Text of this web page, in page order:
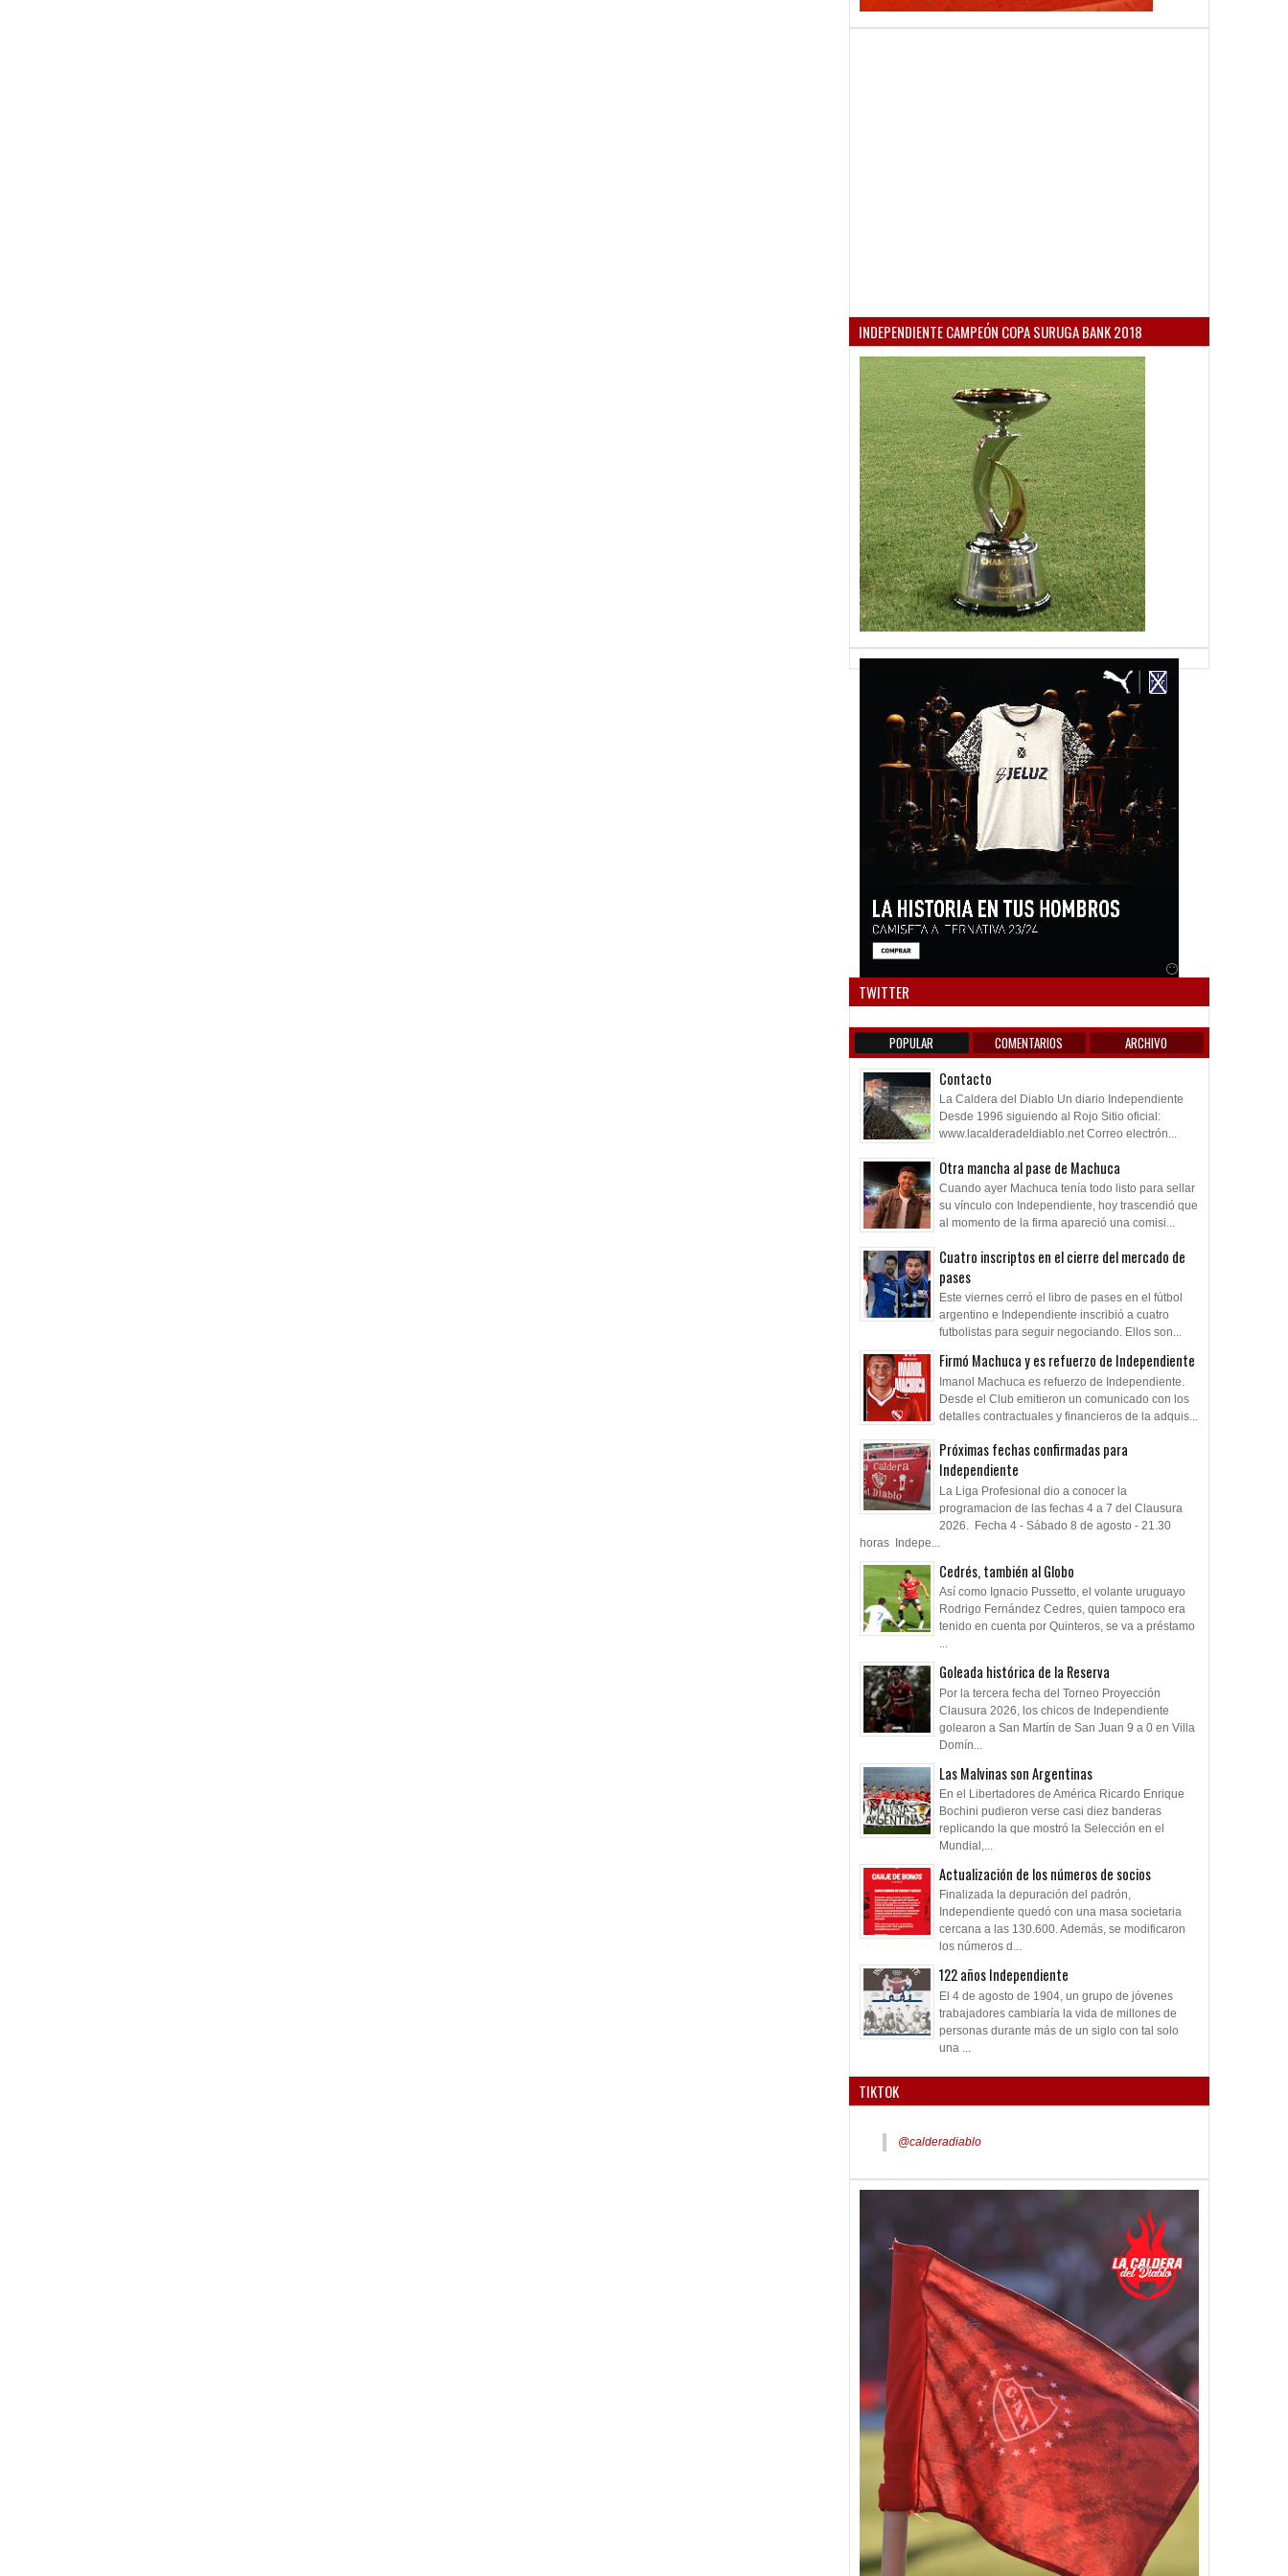
INDEPENDIENTE CAMPEÓN COPA SURUGA BANK 2018
TWITTER
POPULAR COMENTARIOS ARCHIVO
Contacto
La Caldera del Diablo Un diario Independiente
Desde 1996 siguiendo al Rojo Sitio oficial:
www.lacalderadeldiablo.net Correo electrón...
Otra mancha al pase de Machuca
Cuando ayer Machuca tenía todo listo para sellar
su vínculo con Independiente, hoy trascendió que
al momento de la firma apareció una comisi...
Cuatro inscriptos en el cierre del mercado de
pases
Este viernes cerró el libro de pases en el fútbol
argentino e Independiente inscribió a cuatro
futbolistas para seguir negociando. Ellos son...
Firmó Machuca y es refuerzo de Independiente
Imanol Machuca es refuerzo de Independiente.
Desde el Club emitieron un comunicado con los
detalles contractuales y financieros de la adquis...
Próximas fechas confirmadas para
Independiente
La Liga Profesional dio a conocer la
programacion de las fechas 4 a 7 del Clausura
2026. Fecha 4 - Sábado 8 de agosto - 21.30
horas Indepe...
Cedrés, también al Globo
Así como Ignacio Pussetto, el volante uruguayo
Rodrigo Fernández Cedres, quien tampoco era
tenido en cuenta por Quinteros, se va a préstamo
...
Goleada histórica de la Reserva
Por la tercera fecha del Torneo Proyección
Clausura 2026, los chicos de Independiente
golearon a San Martín de San Juan 9 a 0 en Villa
Domín...
Las Malvinas son Argentinas
En el Libertadores de América Ricardo Enrique
Bochini pudieron verse casi diez banderas
replicando la que mostró la Selección en el
Mundial,...
Actualización de los números de socios
Finalizada la depuración del padrón,
Independiente quedó con una masa societaria
cercana a las 130.600. Además, se modificaron
los números d...
122 años Independiente
El 4 de agosto de 1904, un grupo de jóvenes
trabajadores cambiaría la vida de millones de
personas durante más de un siglo con tal solo
una ...
TIKTOK
@calderadiablo